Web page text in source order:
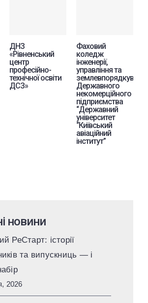
ДНЗ
«Рівненський
центр
професійно-
технічної освіти
ДСЗ»
Фаховий
коледж
інженерії,
управління та
Державного
некомерційного
підприємства
“Державний
університет
“Київський
авіаційний
інститут”
новини
РеСтарт: історії
та випускниць — і
2026